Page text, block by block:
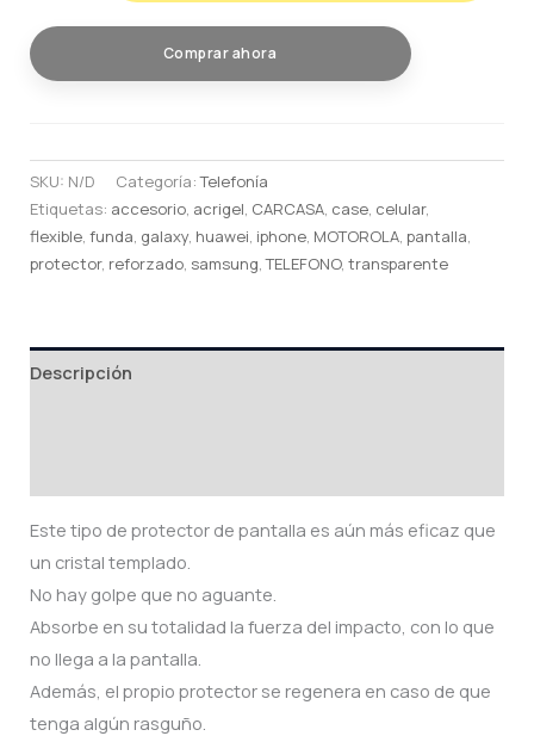
PARA
HUAWEI
MODELOS
cantidad
Comprar ahora
SKU: N/D Categoría:Telefonía
Etiquetas: accesorio, acrigel, CARCASA, case, celular,
flexible, funda, galaxy, huawei, iphone, MOTOROLA, pantalla,
protector, reforzado, samsung,TELEFONO, transparente
Descripción
Este tipo de protector de pantalla es aún más eficaz que
un cristal templado.
No hay golpe que no aguante.
Absorbe en su totalidad la fuerza del impacto, con lo que
no llega a la pantalla.
Además, el propio protector se regenera en caso de que
tenga algún rasguño.